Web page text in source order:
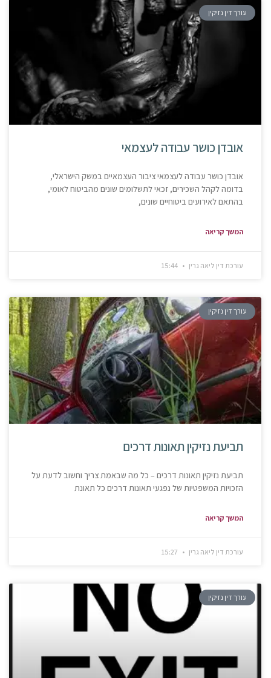
עורך דין נזיקין
אובדן כושר עבודה לעצמאי
אובדן כושר עבודה לעצמאי ציבור העצמאיים במשק הישראלי,
בדומה לקהל השכירים, זכאי לתשלומים שונים מהביטוח לאומי,
בהתאם לאירועים ביטוחיים שונים,
המשך קריאה
עורכת דין ליאה גרין
עורך דין נזיקין
תביעת נזיקין תאונות דרכים
תביעת נזיקין תאונות דרכים – כל מה שבאמת צריך וחשוב לדעת על
הזכויות המשפטיות של נפגעי תאונות דרכים כל תאונת
המשך קריאה
עורכת דין ליאה גרין
עורך דין נזיקין